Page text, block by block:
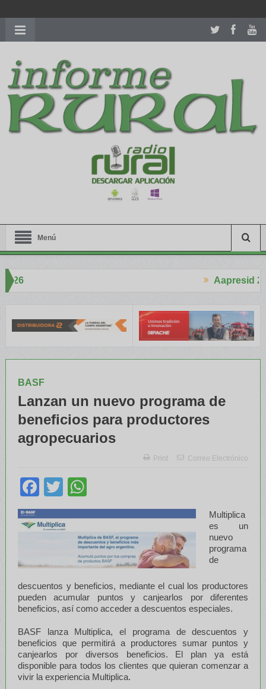
richardmillereplica
women.patekphilippe.tofor sale in usa recognized command with
dining room table ceremony. welcome to our
perfectwatches.is
shop. best youngsexdoll.comwith professional customer
services. 1: 1 design high
https://reallydiamond.com/
Menú
Aapresid
BASF
Lanzan un nuevo programa de
beneficios para productores
agropecuarios
Print Correo Electrónico
Facebook
Twitter
Multiplica
es un
nuevo
programa
de
descuentos y beneficios, mediante el cual los productores
pueden acumular puntos y canjearlos por diferentes
beneficios, así como acceder a descuentos especiales.
BASF lanza Multiplica, el programa de descuentos y
beneficios que permitirá a productores sumar puntos y
canjearlos por diversos beneficios. El plan ya está
disponible para todos los clientes que quieran comenzar a
vivir la experiencia Multiplica.